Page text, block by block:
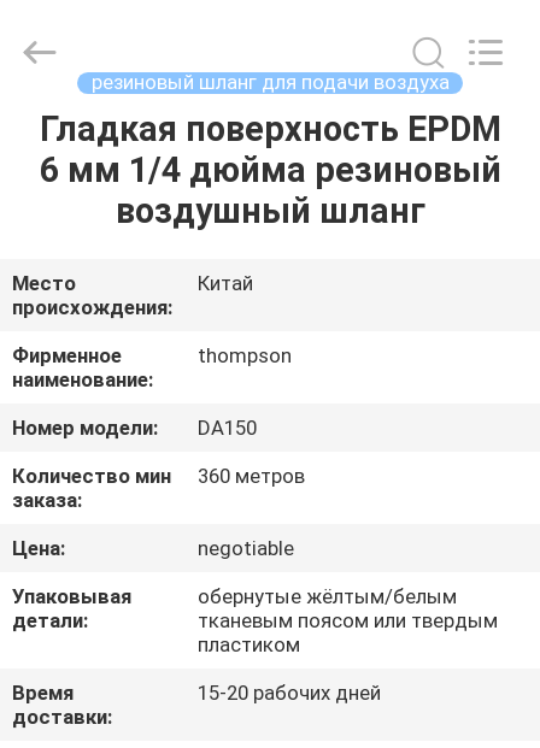
ДОМ
ПРОДУКТЫ
О
НАС
ПУТЕШЕСТВИЕ
ФАБРИКИ
ПРОВЕРКА
КАЧЕСТВА
СВЯЖИТЕСЬ
МЫ
Technology
Developed
ECER
резиновый шланг для подачи воздуха
Гладкая поверхность EPDM
6 мм 1/4 дюйма резиновый
воздушный шланг
Место
происхождения:
Китай
Фирменное
наименование:
thompson
Номер модели:
DA150
Количество мин
заказа:
360 метров
Цена:
negotiable
Упаковывая
детали:
обернутые жёлтым/белым
тканевым поясом или твердым
пластиком
Время
доставки:
15-20 рабочих дней